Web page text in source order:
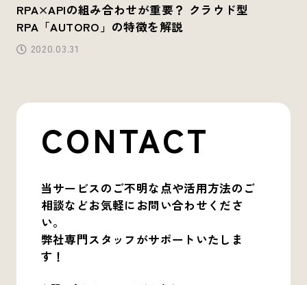
RPA×APIの組み合わせが重要？ クラウド型
RPA「AUTORO」の特徴を解説
2020.03.31
CONTACT
当サービスのご不明な点や活用方法のご
相談などお気軽にお問い合わせくださ
い。
弊社専門スタッフがサポートいたしま
す！